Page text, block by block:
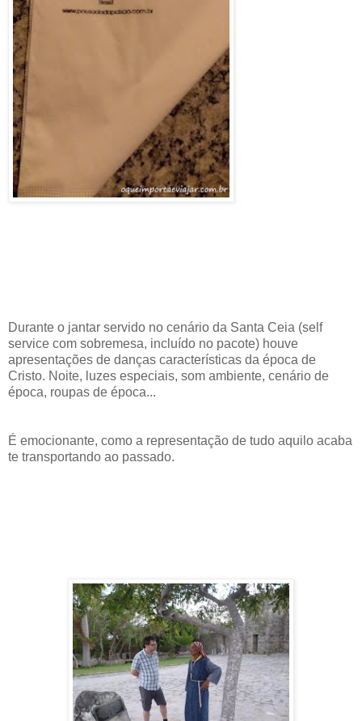
Durante o jantar servido no cenário da Santa Ceia (self
service com sobremesa, incluído no pacote) houve
apresentações de danças características da época de
Cristo. Noite, luzes especiais, som ambiente, cenário de
época, roupas de época...
É emocionante, como a representação de tudo aquilo acaba
te transportando ao passado.